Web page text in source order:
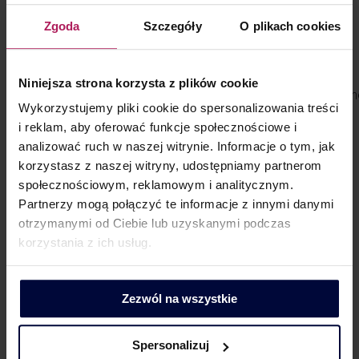
Zgoda Szczegóły O plikach cookies
Niniejsza strona korzysta z plików cookie
Wykorzystujemy pliki cookie do spersonalizowania treści
i reklam, aby oferować funkcje społecznościowe i
analizować ruch w naszej witrynie. Informacje o tym, jak
korzystasz z naszej witryny, udostępniamy partnerom
społecznościowym, reklamowym i analitycznym.
Partnerzy mogą połączyć te informacje z innymi danymi
otrzymanymi od Ciebie lub uzyskanymi podczas
korzystania z ich usług.
Zezwól na wszystkie
Spersonalizuj
przez WSA i oddalił skargę kasacyjną organu. NSA
wskazał, że zarówno z orzecznictwa TSUE, jak i z
nie jest jedynym dokumentem
uprawniającym do dokonania odliczenia podatku
zatem można dokonać odliczenia podatku na
podstawie danych wynikających z aktu notarialnego,
jeżeli tylko spełnione zostały materialne przesłanki
odliczenia.
Znaczenie dla VAT
NSA potwierdził, że odliczenia VAT można dokonać
również na podstawie dokumentów innych niż
stanowisko fiskusa w tym zakresie. Wyrok
do odliczenia decyduje przede wszystkim spełnienie
przesłanek materialnych, a sama forma dokumentu